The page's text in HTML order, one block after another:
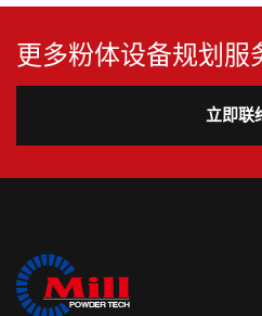
更多粉体设备规划服
立即联